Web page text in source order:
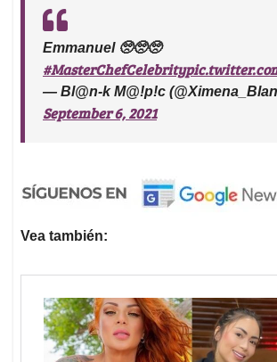
Emmanuel 🥺🥺🥺
#MasterChefCelebrity
— Bl@n-k M@!p!c
September 6, 2021
Vea también: